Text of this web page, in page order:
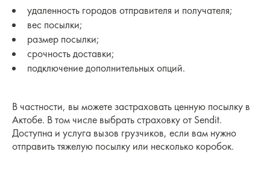
удаленность городов отправителя и получателя;
вес посылки;
размер посылки;
срочность доставки;
подключение дополнительных опций.
В частности, вы можете застраховать ценную посылку в
Актобе. В том числе выбрать страховку от Sendit.
Доступна и услуга вызов грузчиков, если вам нужно
отправить тяжелую посылку или несколько коробок.